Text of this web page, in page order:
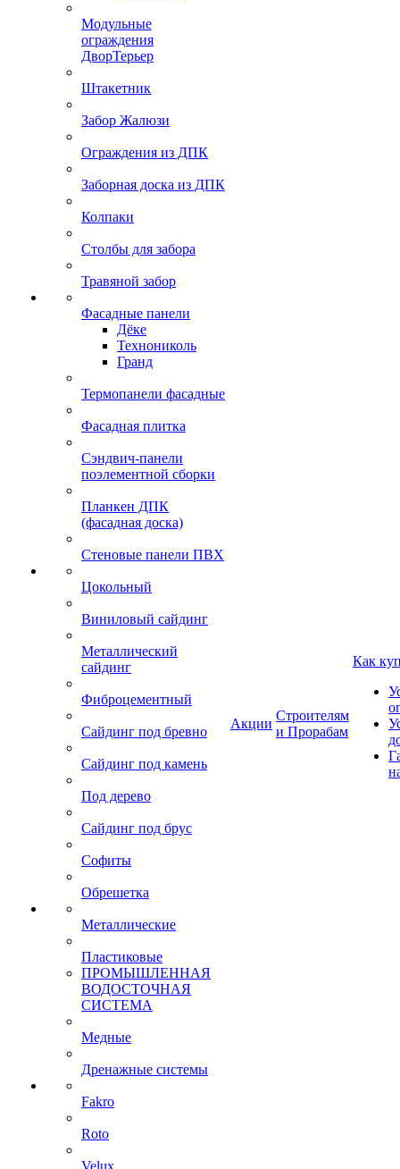
Модульные
ограждения
ДворТерьер
Штакетник
Забор Жалюзи
Ограждения из ДПК
Заборная доска из ДПК
Колпаки
Столбы для забора
Травяной забор
Фасадные панели
Дёке
Технониколь
Гранд
Термопанели фасадные
Фасадная плитка
Сэндвич-панели
поэлементной сборки
Планкен ДПК
(фасадная доска)
Стеновые панели ПВХ
Цокольный
Виниловый сайдинг
Металлический
сайдинг
Фиброцементный
Сайдинг под бревно
Сайдинг под камень
Под дерево
Сайдинг под брус
Софиты
Обрешетка
Металлические
Пластиковые
ПРОМЫШЛЕННАЯ
ВОДОСТОЧНАЯ
СИСТЕМА
Медные
Дренажные системы
Fakro
Roto
Velux
Акции
Строителям
и Прорабам
Как